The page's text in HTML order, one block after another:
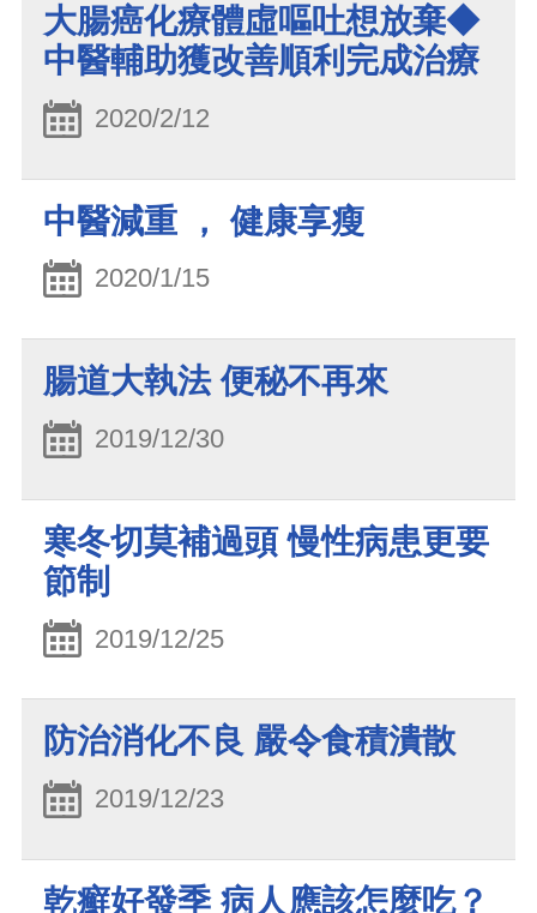
大腸癌化療體虛嘔吐想放棄◆
中醫輔助獲改善順利完成治療
2020/2/12
中醫減重 ， 健康享瘦
2020/1/15
腸道大執法 便秘不再來
2019/12/30
寒冬切莫補過頭 慢性病患更要
節制
2019/12/25
防治消化不良 嚴令食積潰散
2019/12/23
乾癬好發季 病人應該怎麼吃？